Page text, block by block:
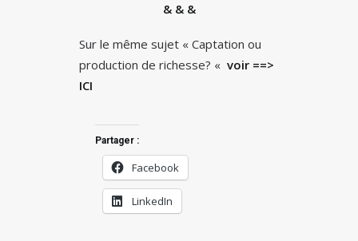
& & &
Sur le même sujet « Captation ou
production de richesse? « voir ==>
ICI
Partager :
Facebook
LinkedIn